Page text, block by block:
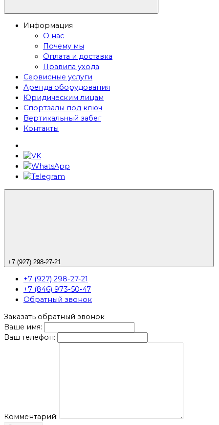
Информация
О нас
Почему мы
Оплата и доставка
Правила ухода
Сервисные услуги
Аренда оборудования
Юридическим лицам
Спортзалы под ключ
Вертикальный забег
Контакты
+7 (927) 298-27-21
+7 (927) 298-27-21
+7 (846) 973-50-47
Обратный звонок
Заказать обратный звонок
Ваше имя:
Ваш телефон:
Комментарий: